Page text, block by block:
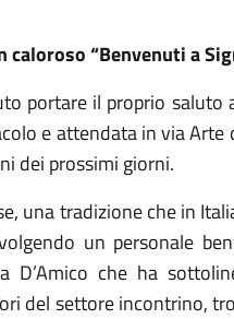
“Benvenuti a
portare il proprio saluto
e attendata in via Arte
dei prossimi giorni.
una tradizione che in
un personale
D’Amico che ha
del settore incontrino,